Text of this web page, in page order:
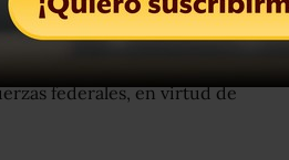
conservarán liderazgo
federales, en virtud de